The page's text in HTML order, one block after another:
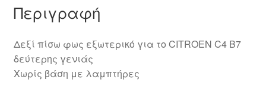
Περιγραφή
Δεξί πίσω φως εξωτερικό για το CITROEN C4 B7
δεύτερης γενιάς
Χωρίς βάση με λαμπτήρες